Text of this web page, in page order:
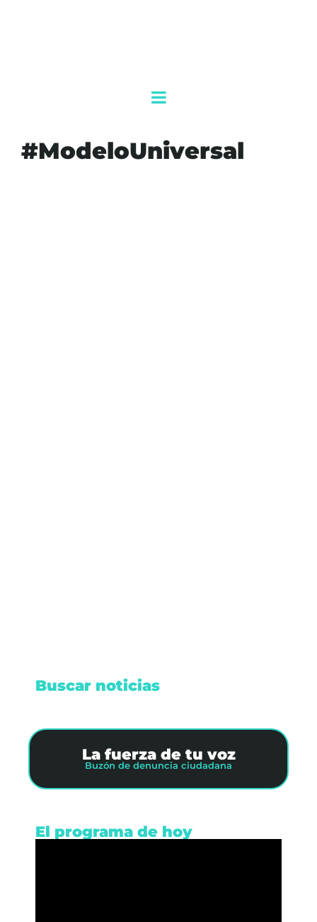
#ModeloUniversal
Buscar noticias
La fuerza de tu voz
Buzón de denuncia ciudadana
El programa de hoy